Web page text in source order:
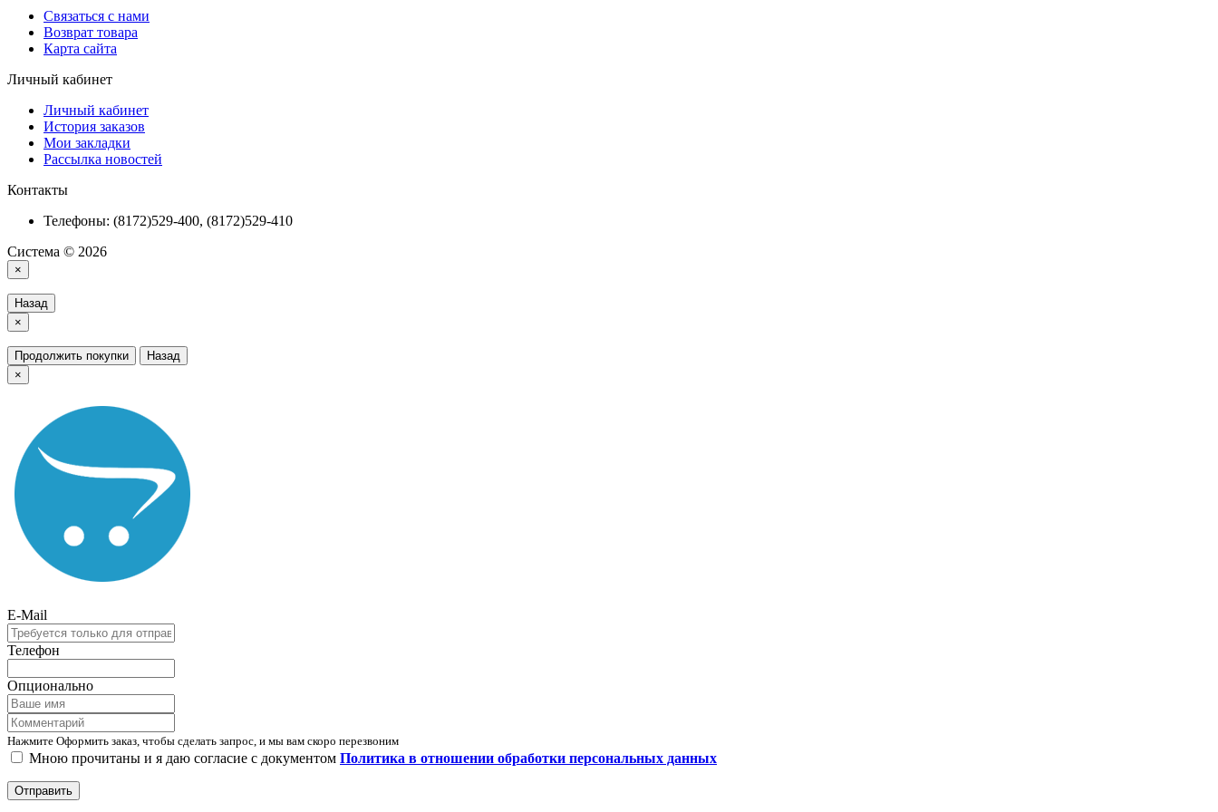
Связаться с нами
Возврат товара
Карта сайта
Личный кабинет
Личный кабинет
История заказов
Мои закладки
Рассылка новостей
Контакты
Телефоны: (8172)529-400, (8172)529-410
Система © 2026
×
Назад
×
Продолжить покупки
Назад
×
E-Mail
Телефон
Опционально
Нажмите Оформить заказ, чтобы сделать запрос, и мы вам скоро перезвоним
Мною прочитаны и я даю согласие с документом Политика в отношении обработки персональных данных
Отправить